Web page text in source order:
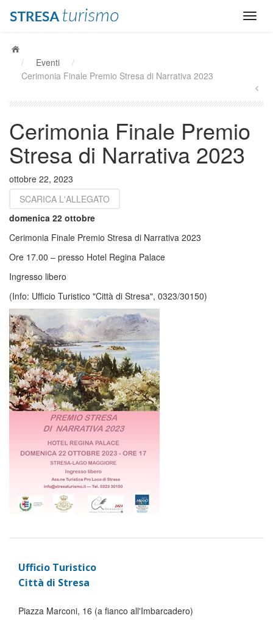
/ Eventi
/
Cerimonia Finale Premio Stresa di Narrativa 2023
Cerimonia Finale Premio
Stresa di Narrativa 2023
ottobre 22, 2023
SCARICA L'ALLEGATO
domenica 22 ottobre
Cerimonia Finale Premio Stresa di Narrativa 2023
Ore 17.00 – presso Hotel Regina Palace
Ingresso libero
(Info: Ufficio Turistico "Città di Stresa", 0323/30150)
Ufficio Turistico
Città di Stresa
Piazza Marconi, 16 (a fianco all'Imbarcadero)